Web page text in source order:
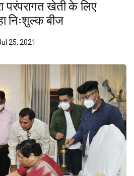
परंपरागत खेती के लिए
निःशुल्क बीज
25, 2021